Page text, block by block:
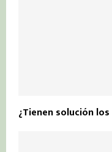
¿Tienen solución